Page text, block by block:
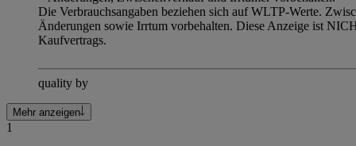
Die Verbrauchsangaben beziehen sich auf WLTP-Werte.
Änderungen sowie Irrtum vorbehalten. Diese Anzeige ist
Kaufvertrags.
quality by
Mehr anzeigen
1